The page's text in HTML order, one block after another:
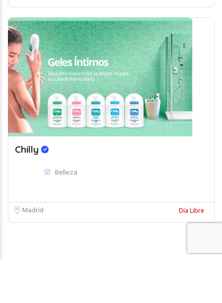
Chilly
Belleza
Madrid Día Libre